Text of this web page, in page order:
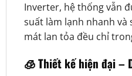
Inverter, hệ thống vẫn
suất làm lạnh nhanh và
mát lan tỏa đều chỉ
🧊Thiết kế hiện đại –